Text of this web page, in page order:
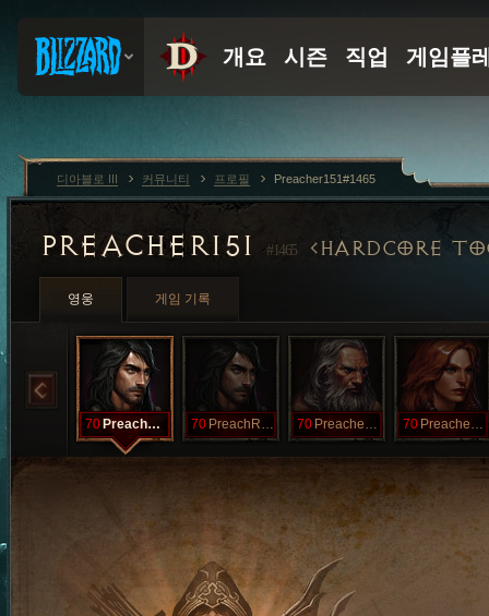
PREACHER151 #1465 HARDCORE
영웅 게임 기록
70 PreachHunt 70 PreachRein 70 PreachersWW 70 Preachessa
디아블로 III 커뮤니티 프로필 Preacher151#1465